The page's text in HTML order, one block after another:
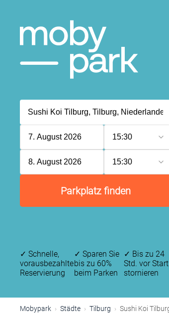
7. August 2026 15:30
8. August 2026 15:30
Parkplatz finden
✓ Schnelle,
vorausbezahlte
Reservierung
✓ Sparen Sie
bis zu 60%
beim Parken
✓ Bis zu 24
Std. vor Start
stornieren
Mobypark Städte Tilburg Sushi Koi